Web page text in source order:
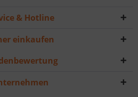
& Hotline
einkaufen